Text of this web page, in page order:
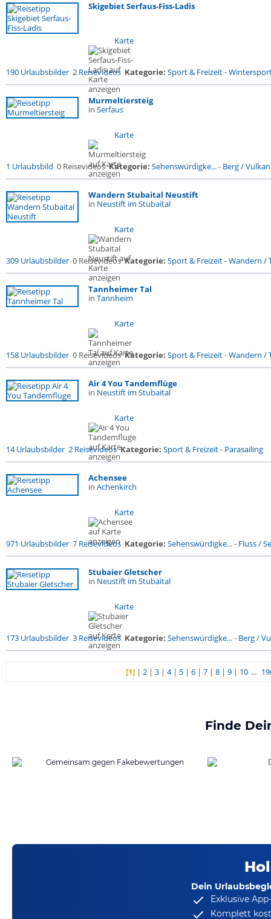
Skigebiet Serfaus-Fiss-Ladis
Karte
190 Urlaubsbilder 2 Reisevideos Kategorie: Sport & Freizeit-
Murmeltiersteig
in Serfaus
Karte
1 Urlaubsbild 0 Reisevideos Kategorie: Sehenswürdigke...- Berg / Vulkan
Wandern Stubaital Neustift
in Neustift im Stubaital
Karte
309 Urlaubsbilder 0 Reisevideos Kategorie: Sport & Freizeit-Wandern /
Tannheimer Tal
in Tannheim
Karte
158 Urlaubsbilder 0 Reisevideos Kategorie: Sport & Freizeit-Wandern /
Air 4 You Tandemflüge
in Neustift im Stubaital
Karte
14 Urlaubsbilder 2 Reisevideos Kategorie: Sport & Freizeit- Parasailing
Achensee
in Achenkirch
Karte
971 Urlaubsbilder 7 Reisevideos Kategorie: Sehenswürdigke...- Fluss /
Stubaier Gletscher
in Neustift im Stubaital
Karte
173 Urlaubsbilder 3 Reisevideos Kategorie: Sehenswürdigke...- Berg /
[1] |2 |3 |4| 5 |6 |7 |8 |9 | 10 ...
Finde
Dein
Exklusive
Komplett